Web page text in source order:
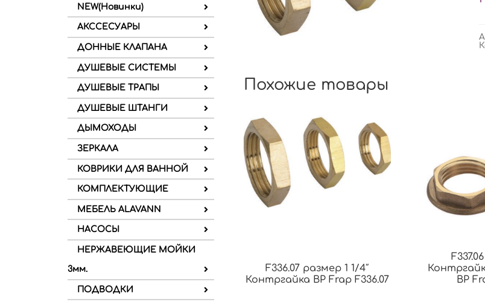
NEW(Новинки)
АКССЕСУАРЫ
ДОННЫЕ КЛАПАНА
ДУШЕВЫЕ СИСТЕМЫ
ДУШЕВЫЕ ТРАПЫ
ДУШЕВЫЕ ШТАНГИ
ДЫМОХОДЫ
ЗЕРКАЛА
КОВРИКИ ДЛЯ ВАННОЙ
КОМПЛЕКТУЮЩИЕ
МЕБЕЛЬ ALAVANN
НАСОСЫ
НЕРЖАВЕЮЩИЕ МОЙКИ
3мм.
ПОДВОДКИ
Похожие товары
F336.07 размер 1 1/4″
Контргайка ВР Frap F336.07
ВР